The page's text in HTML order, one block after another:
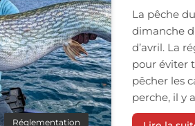
Réglementation
La pêche
dimanche
d’avril. La
pour éviter
pêcher les
perche, il y